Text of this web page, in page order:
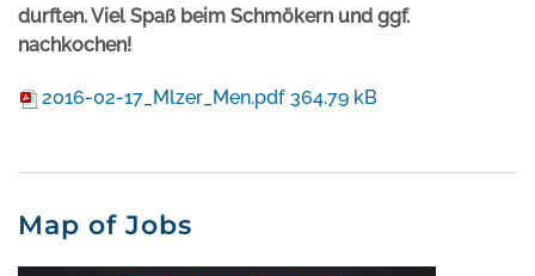
durften. Viel Spaß beim Schmökern und ggf.
nachkochen!
2016-02-17_Mlzer_Men.pdf 364.79 kB
Map of Jobs